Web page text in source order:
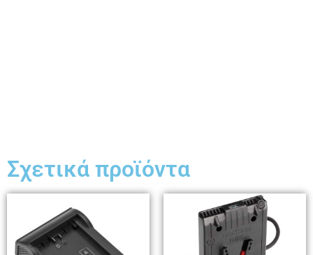
Σχετικά προϊόντα